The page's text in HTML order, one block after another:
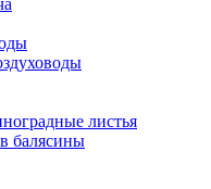
листья
балясины